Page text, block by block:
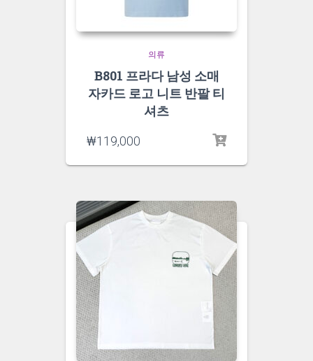
의류
B801 프라다 남성 소매
자카드 로고 니트 반팔 티
셔츠
₩119,000